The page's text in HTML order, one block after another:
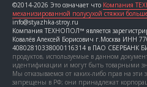
©2014-2026 Это означает что Компания
механизированной полусухой стяжки
info@styazhka-stroy.ru
Компания ТЕХНОПОЛ™ является
Ковалёв Алексей Борисович г.Москва ИНН
40802810338000116314 в ПАО СБЕРБАНК
продуктов, используемые в данном
идентификации и могут быть товарными
Мы отказываемся от каких-либо прав на
запрещены в РФ; они принадлежат